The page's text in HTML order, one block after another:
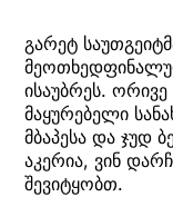
გარეტ
ისაუბრეს.
მაყურებელი
მბაპესა და ჯუდ
აკერია, ვინ
შევიტყობთ.